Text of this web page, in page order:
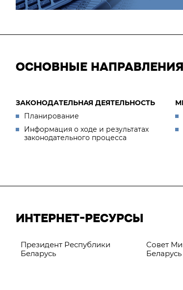
ОСНОВНЫЕ
ЗАКОНОДАТЕЛЬНАЯ ДЕЯТЕЛЬНОСТЬ
Планирование
Информация о ходе и результатах
законодательного процесса
ИНТЕРНЕТ-РЕСУРСЫ
Президент Республики
Беларусь
Совет
Беларусь